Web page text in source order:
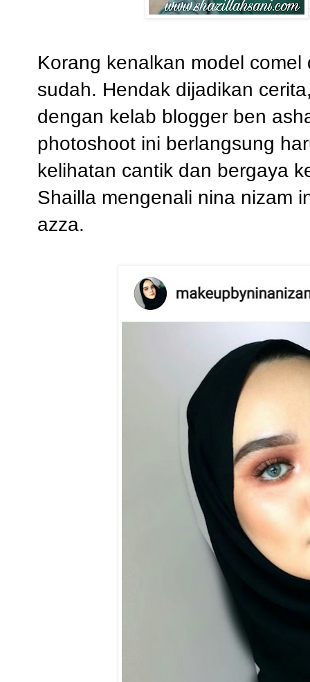
Korang kenalkan model
sudah. Hendak dijadikan
dengan kelab blogger ben
photoshoot ini berlangsung
kelihatan cantik dan bergaya
Shailla mengenali nina nizam
azza.